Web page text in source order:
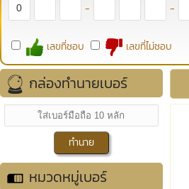
- -
เลขที่ชอบ เลขที่ไม่ชอบ
กล่องทำนายเบอร์
หมวดหมู่เบอร์